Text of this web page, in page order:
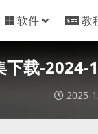
软件 教
下载-
2025-